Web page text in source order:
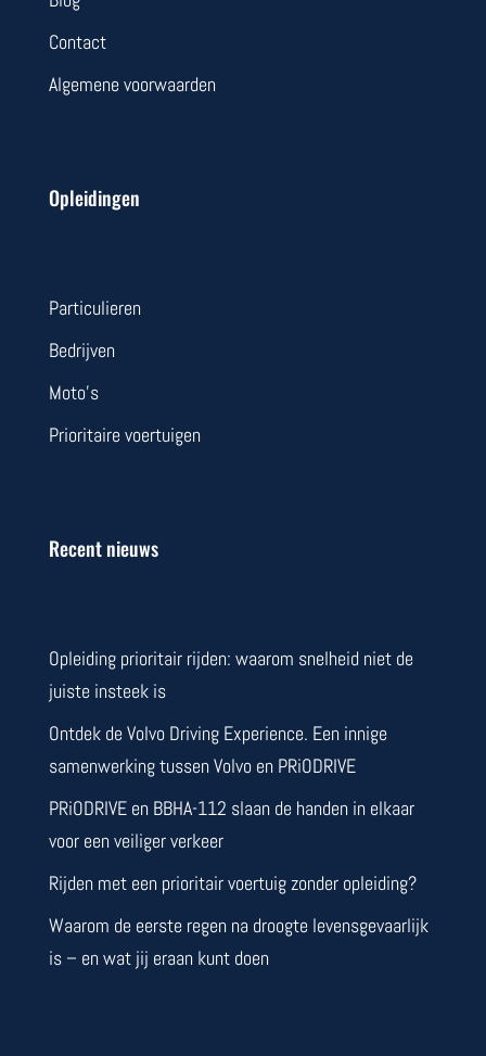
Contact
Algemene voorwaarden
Opleidingen
Particulieren
Bedrijven
Moto’s
Prioritaire voertuigen
Recent nieuws
Opleiding prioritair rijden: waarom snelheid niet de
juiste insteek is
Ontdek de Volvo Driving Experience. Een innige
samenwerking tussen Volvo en PRiODRIVE
PRiODRIVE en BBHA-112 slaan de handen in elkaar
voor een veiliger verkeer
Rijden met een prioritair voertuig zonder opleiding?
Waarom de eerste regen na droogte levensgevaarlijk
is – en wat jij eraan kunt doen